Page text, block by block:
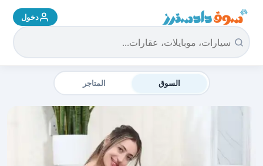
سوق دادسترز الرئيسية دخول
السوق المتاجر